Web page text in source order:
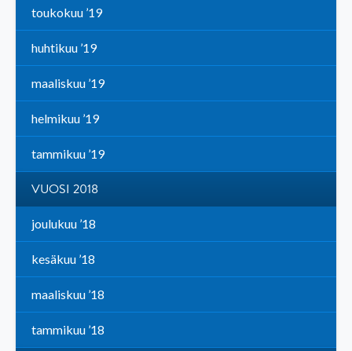
toukokuu ’19
huhtikuu ’19
maaliskuu ’19
helmikuu ’19
tammikuu ’19
VUOSI 2018
joulukuu ’18
kesäkuu ’18
maaliskuu ’18
tammikuu ’18